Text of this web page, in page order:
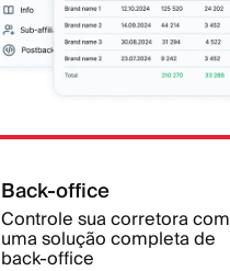
Back-office
Controle sua corretora com
uma solução completa de
back-office